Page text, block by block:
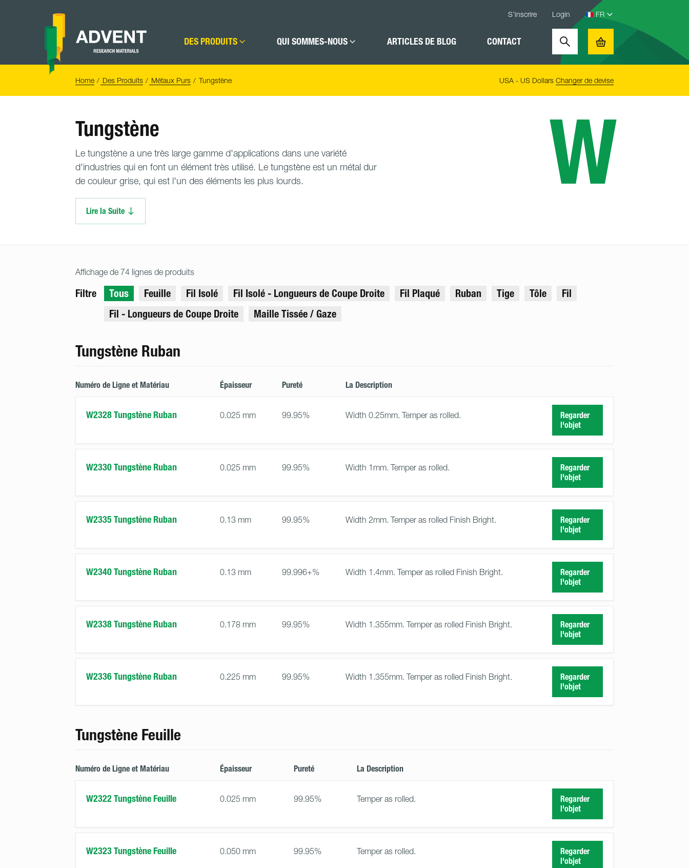
S’inscrire Login
DES PRODUITS QUI SOMMES-NOUS ARTICLES DE BLOG CONTACT Search Basket
Home Des Produits Métaux Purs Tungstène USA - US Dollars Changer de devise
Tungstène
Le tungstène a une très large gamme d'applications dans une variété
d'industries qui en font un élément très utilisé. Le tungstène est un métal dur
de couleur grise, qui est l'un des éléments les plus lourds.
Lire la Suite
W
Affichage de 74 lignes de produits
Filtre Tous Feuille Fil Isolé Fil Isolé - Longueurs de Coupe Droite Fil Plaqué Ruban Tige Tôle
Fil
Fil - Longueurs de Coupe Droite
Maille Tissée / Gaze
Tungstène Ruban
Numéro de Ligne et Matériau Épaisseur Pureté La Description
W2328 Tungstène Ruban 0.025 mm 99.95% Width 0.25mm. Temper as rolled.
Regarder
l'objet
W2330 Tungstène Ruban 0.025 mm 99.95% Width 1mm. Temper as rolled.
Regarder
l'objet
W2335 Tungstène Ruban 0.13 mm 99.95% Width 2mm. Temper as rolled Finish Bright.
Regarder
l'objet
W2340 Tungstène Ruban 0.13 mm 99.996+% Width 1.4mm. Temper as rolled Finish Bright.
Regarder
l'objet
W2338 Tungstène Ruban 0.178 mm 99.95% Width 1.355mm. Temper as rolled Finish Bright.
Regarder
l'objet
W2336 Tungstène Ruban 0.225 mm 99.95% Width 1.355mm. Temper as rolled Finish Bright.
Regarder
l'objet
Tungstène Feuille
Numéro de Ligne et Matériau Épaisseur Pureté La Description
W2322 Tungstène Feuille 0.025 mm 99.95% Temper as rolled.
Regarder
l'objet
W2323 Tungstène Feuille 0.050 mm 99.95% Temper as rolled.
Regarder
l'objet